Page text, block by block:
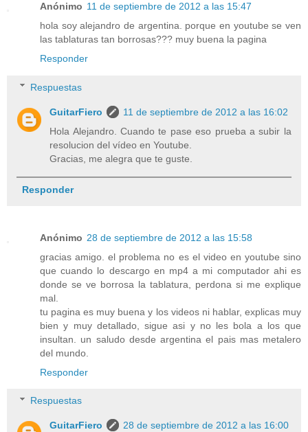
Anónimo 11 de septiembre de 2012 a las 15:47
hola soy alejandro de argentina. porque en youtube se ven
las tablaturas tan borrosas??? muy buena la pagina
Responder
Respuestas
GuitarFiero
11 de septiembre de 2012 a las 16:02
Hola Alejandro. Cuando te pase eso prueba a subir la
resolucion del vídeo en Youtube.
Gracias, me alegra que te guste.
Responder
Anónimo 28 de septiembre de 2012 a las 15:58
gracias amigo. el problema no es el video en youtube sino
que cuando lo descargo en mp4 a mi computador ahi es
donde se ve borrosa la tablatura, perdona si me explique
mal.
tu pagina es muy buena y los videos ni hablar, explicas muy
bien y muy detallado, sigue asi y no les bola a los que
insultan. un saludo desde argentina el pais mas metalero
del mundo.
Responder
Respuestas
GuitarFiero
28 de septiembre de 2012 a las 16:00